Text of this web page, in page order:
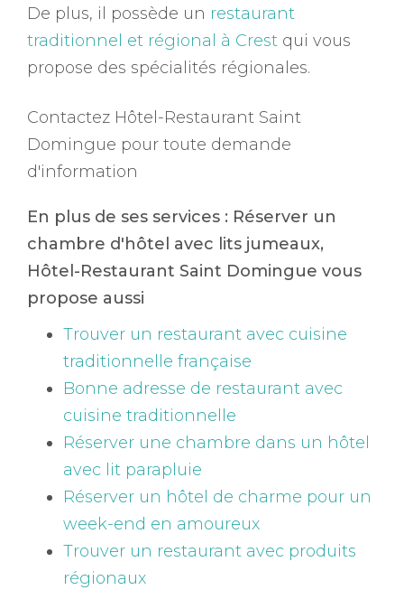
De plus, il possède un restaurant
traditionnel et régional à Crest qui vous
propose des spécialités régionales.
Contactez Hôtel-Restaurant Saint
Domingue pour toute demande
d'information
En plus de ses services : Réserver un
chambre d'hôtel avec lits jumeaux,
Hôtel-Restaurant Saint Domingue vous
propose aussi
Trouver un restaurant avec cuisine
traditionnelle française
Bonne adresse de restaurant avec
cuisine traditionnelle
Réserver une chambre dans un hôtel
avec lit parapluie
Réserver un hôtel de charme pour un
week-end en amoureux
Trouver un restaurant avec produits
régionaux